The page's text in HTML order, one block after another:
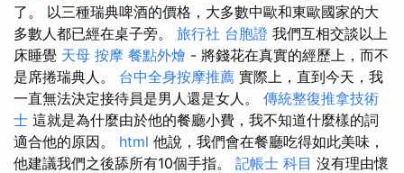
了。 以三種瑞典啤酒的價格，大多數中歐和東歐國家的大
多數人都已經在桌子旁。 旅行社 台胞證 我們互相交談以上
床睡覺 天母 按摩 餐點外燴 - 將錢花在真實的經歷上，而不
是席捲瑞典人。 台中全身按摩推薦 實際上，直到今天，我
一直無法決定接待員是男人還是女人。 傳統整復推拿技術
士 這就是為什麼由於他的餐廳小費，我不知道什麼樣的詞
適合他的原因。 html 他說，我們會在餐廳吃得如此美味，
他建議我們之後舔所有10個手指。 記帳士 科目 沒有理由懷